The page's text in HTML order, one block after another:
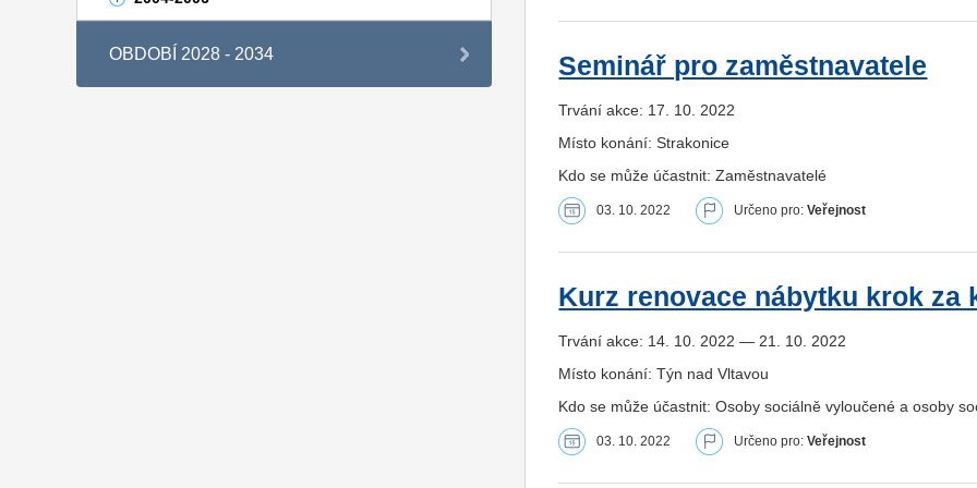
OBDOBÍ 2028 - 2034 Seminář pro zaměstnavatele
Trvání akce: 17. 10. 2022
Místo konání: Strakonice
Kdo se může účastnit: Zaměstnavatelé
03. 10. 2022 Určeno pro:Veřejnost
Kurz renovace nábytku krok za
Trvání akce: 14. 10. 2022 — 21. 10. 2022
Místo konání: Týn nad Vltavou
Kdo se může účastnit: Osoby sociálně vyloučené a osoby
03. 10. 2022 Určeno pro:Veřejnost